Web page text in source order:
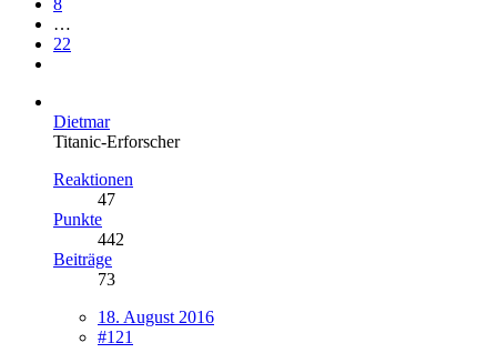
…
22
Dietmar
Titanic-Erforscher
Reaktionen
47
Punkte
442
Beiträge
73
18. August 2016
#121